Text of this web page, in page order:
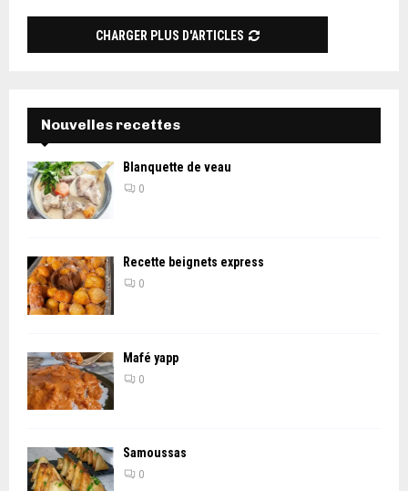
CHARGER PLUS D'ARTICLES
Nouvelles recettes
Blanquette de veau
0
Recette beignets express
0
Mafé yapp
0
Samoussas
0